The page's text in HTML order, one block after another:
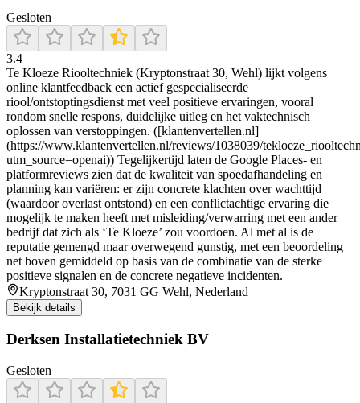
Gesloten
3.4
Te Kloeze Riooltechniek (Kryptonstraat 30, Wehl) lijkt volgens
online klantfeedback een actief gespecialiseerde
riool/ontstoptingsdienst met veel positieve ervaringen, vooral
rondom snelle respons, duidelijke uitleg en het vaktechnisch
oplossen van verstoppingen. ([klantenvertellen.nl]
(https://www.klantenvertellen.nl/reviews/1038039/
utm_source=openai)) Tegelijkertijd laten de Google Places- en
platformreviews zien dat de kwaliteit van spoedafhandeling en
planning kan variëren: er zijn concrete klachten over wachttijd
(waardoor overlast ontstond) en een conflictachtige ervaring die
mogelijk te maken heeft met misleiding/verwarring met een ander
bedrijf dat zich als ‘Te Kloeze’ zou voordoen. Al met al is de
reputatie gemengd maar overwegend gunstig, met een beoordeling
net boven gemiddeld op basis van de combinatie van de sterke
positieve signalen en de concrete negatieve incidenten.
Kryptonstraat 30, 7031 GG Wehl, Nederland
Bekijk details
Derksen Installatietechniek BV
Gesloten